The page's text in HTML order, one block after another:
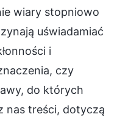
wiary stopniowo
uświadamiać
i
czy
do których
nas treści, dotyczą